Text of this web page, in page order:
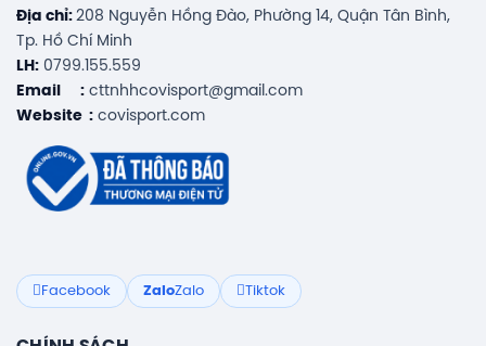
Địa chỉ: 208 Nguyễn Hồng Đào, Phường 14, Quận Tân Bình,
Tp. Hồ Chí Minh
LH: 0799.155.559
Email : cttnhhcovisport@gmail.com
Website : covisport.com
Facebook ZaloZalo Tiktok